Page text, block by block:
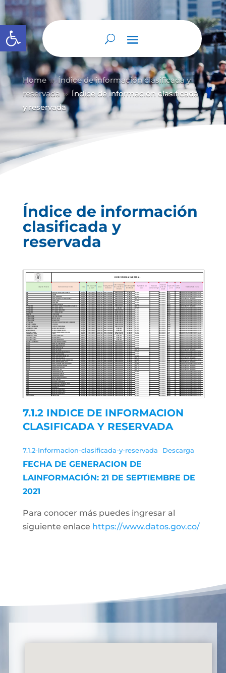
Abrir barra de herramientas
Home 9 Índice de información clasificada y
reservada 9 Índice de información clasificada
y reservada
Índice de información
clasificada y
reservada
7.1.2 INDICE DE INFORMACION
CLASIFICADA Y RESERVADA
7.1.2-Informacion-clasificada-y-reservada Descarga
FECHA DE GENERACION DE
LAINFORMACIÓN: 21 DE SEPTIEMBRE DE
2021
Para conocer más puedes ingresar al
siguiente enlace https://www.datos.gov.co/